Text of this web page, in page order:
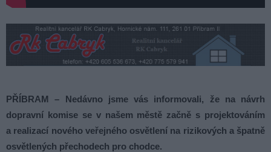
PŘÍBRAM – Nedávno jsme vás informovali, že na návrh
dopravní komise se v našem městě začně s projektováním
a realizací nového veřejného osvětlení na rizikových a špatně
osvětlených přechodech pro chodce.